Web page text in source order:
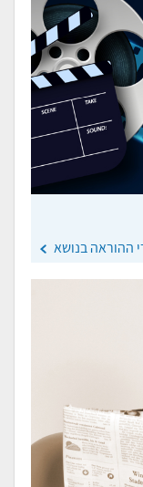
ההוראה בנושא